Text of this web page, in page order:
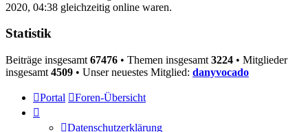
2020, 04:38 gleichzeitig online waren.
Statistik
Beiträge insgesamt 67476 • Themen insgesamt 3224 • Mitglieder
insgesamt 4509 • Unser neuestes Mitglied: danyvocado
Portal Foren-Übersicht
Datenschutzerklärung